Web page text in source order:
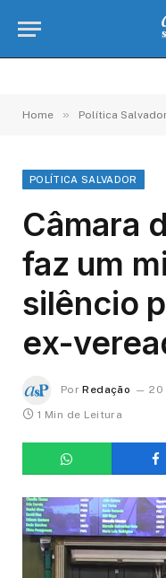
Home » Política
POLÍTICA SALVADOR
Câmara
faz um
silêncio
ex-
Por Redação
20
1 Min de Leitura